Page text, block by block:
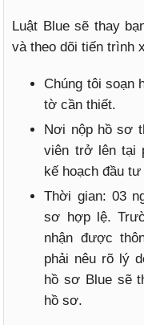
Luật Blue sẽ thay
và theo dõi tiến trình
Chúng tôi soạn
tờ cần thiết.
Nơi nộp hồ sơ
viên trở lên tại
kế hoạch đầu
Thời gian: 03
sơ hợp lệ.
nhận được
phải nêu rõ lý
hồ sơ Blue sẽ
hồ sơ.